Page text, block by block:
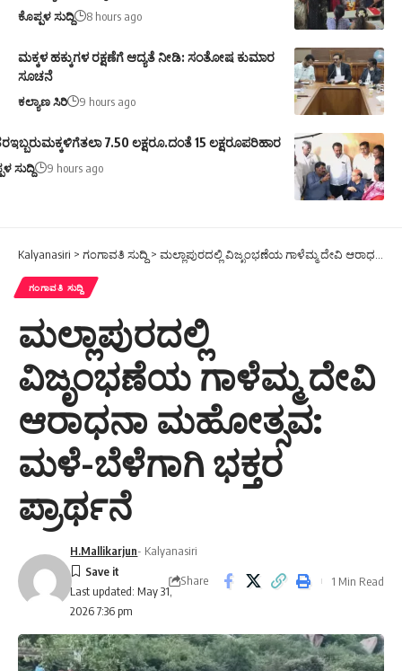
ಕೊಪ್ಪಳ ಸುದ್ದಿ 8 hours ago
ಮಕ್ಕಳ ಹಕ್ಕುಗಳ ರಕ್ಷಣೆಗೆ ಆದ್ಯತೆ ನೀಡಿ: ಸಂತೋಷ ಕುಮಾರ
ಸೂಚನೆ
ಕಲ್ಯಾಣ ಸಿರಿ 9 hours ago
7.50 ಲಕ್ಷರೂ.ದಂತೆ 15 ಲಕ್ಷರೂಪರಿಹಾರ
ಸುದ್ದಿ 9 hours ago
Kalyanasiri > ಗಂಗಾವತಿ ಸುದ್ದಿ > ಮಲ್ಲಾಪುರದಲ್ಲಿ ವಿಜೃಂಭಣೆಯ ಗಾಳೆಮ್ಮ ದೇವಿ ಆರಾಧನಾ ಮಹೋತ್ಸವ: ಮಳೆ-ಬೆಳೆಗಾಗಿ ಭಕ್ತರ ಪ್ರಾರ್ಥನೆ
ಗಂಗಾವತಿ ಸುದ್ದಿ
ಮಲ್ಲಾಪುರದಲ್ಲಿ
ವಿಜೃಂಭಣೆಯ ಗಾಳೆಮ್ಮ ದೇವಿ
ಆರಾಧನಾ ಮಹೋತ್ಸವ:
ಮಳೆ-ಬೆಳೆಗಾಗಿ ಭಕ್ತರ
ಪ್ರಾರ್ಥನೆ
Last updated: May 31,
2026 7:36 pm
H.Mallikarjun- Kalyanasiri
Share 1 Min Read